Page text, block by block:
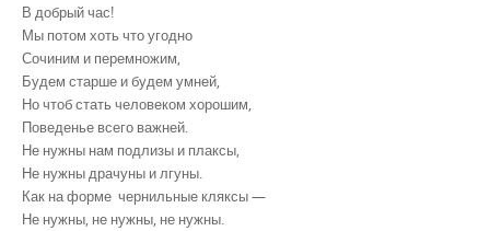
В добрый час!
Мы потом хоть что угодно
Сочиним и перемножим,
Будем старше и будем умней,
Но чтоб стать человеком хорошим,
Поведенье всего важней.
Не нужны нам подлизы и плаксы,
Не нужны драчуны и лгуны.
Как на форме чернильные кляксы —
Не нужны, не нужны, не нужны.